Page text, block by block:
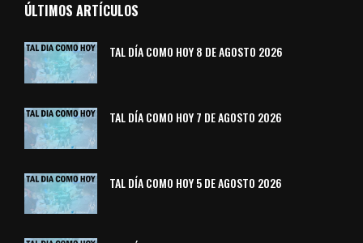
ÚLTIMOS ARTÍCULOS
TAL DÍA COMO HOY 8 DE AGOSTO 2026
TAL DÍA COMO HOY 7 DE AGOSTO 2026
TAL DÍA COMO HOY 5 DE AGOSTO 2026